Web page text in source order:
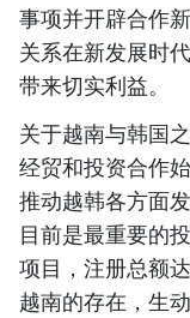
事项并开辟合作
关系在新发展时
带来切实利益。
关于越南与韩国
经贸和投资合作
推动越韩各方面
目前是最重要的
项目，注册总额
越南的存在，生